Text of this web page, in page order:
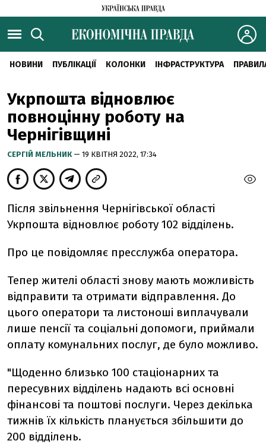
НОВИНИ ПУБЛІКАЦІЇ КОЛОНКИ ІНФРАСТРУКТУРА
Укрпошта відновлює
повноцінну роботу на
Чернігівщині
CЕРГІЙ МЕЛЬНИК — 19 КВІТНЯ 2022, 17:34
Після звільнення Чернігівської області
Укрпошта відновлює роботу 102 відділень.
Про це повідомляє пресслужба оператора.
Тепер жителі області знову мають можливість
відправити та отримати відправлення. До
цього оператори та листоноші виплачували
лише пенсії та соціальні допомоги, приймали
оплату комунальних послуг, де було можливо.
"Щоденно близько 100 стаціонарних та
пересувних відділень надають всі основні
фінансові та поштові послуги. Через декілька
тижнів їх кількість планується збільшити до
200 відділень.